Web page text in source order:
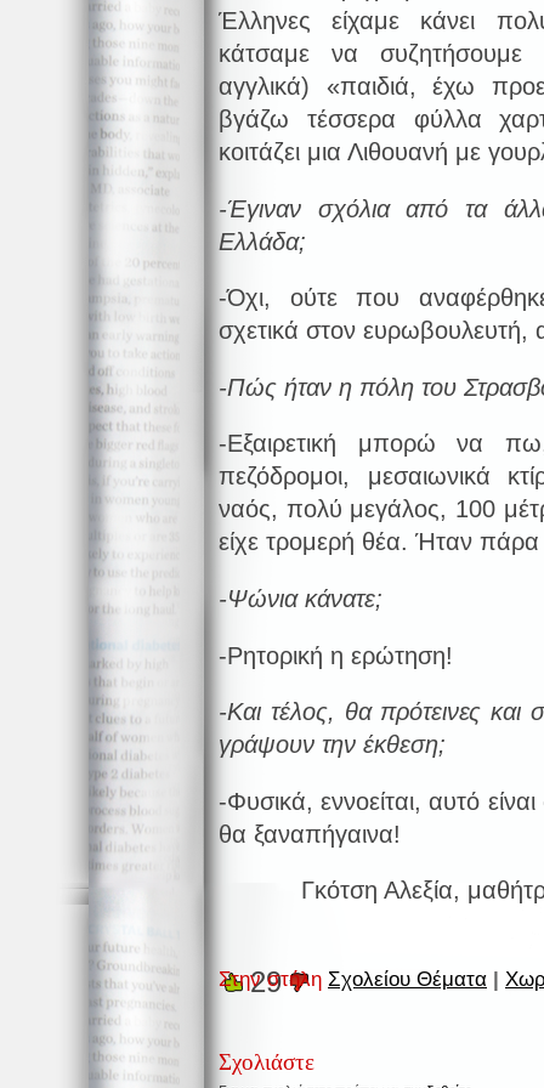
Έλληνες είχαμε κάνει
κάτσαμε να συζητήσουμε
αγγλικά) «παιδιά, έχω
βγάζω τέσσερα φύλλα
κοιτάζει μια Λιθουανή με
-Έγιναν σχόλια από τα
Ελλάδα;
-Όχι, ούτε που
σχετικά στον ευρωβουλευτή,
-Πώς ήταν η πόλη του
-Εξαιρετική μπορώ να
πεζόδρομοι, μεσαιωνικά
ναός, πολύ μεγάλος, 100
είχε τρομερή θέα. Ήταν
-Ψώνια κάνατε;
-Ρητορική η ερώτηση!
-Και τέλος, θα πρότεινες
γράψουν την έκθεση;
-Φυσικά, εννοείται, αυτό
θα ξαναπήγαινα!
Γκότση Αλεξία,
Στην στήλη Σχολείου Θέματα |
29
Σχολιάστε